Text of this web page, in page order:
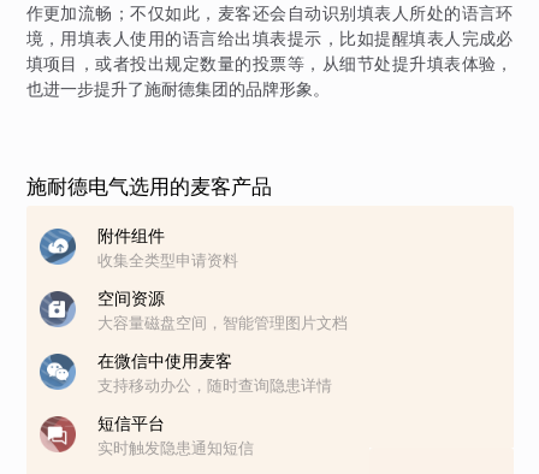
作更加流畅；不仅如此，麦客还会自动识别填表人所处的语言环
境，用填表人使用的语言给出填表提示，比如提醒填表人完成必
填项目，或者投出规定数量的投票等，从细节处提升填表体验，
也进一步提升了施耐德集团的品牌形象。
施耐德电气选用的麦客产品
附件组件
收集全类型申请资料
空间资源
大容量磁盘空间，智能管理图片文档
在微信中使用麦客
支持移动办公，随时查询隐患详情
短信平台
实时触发隐患通知短信